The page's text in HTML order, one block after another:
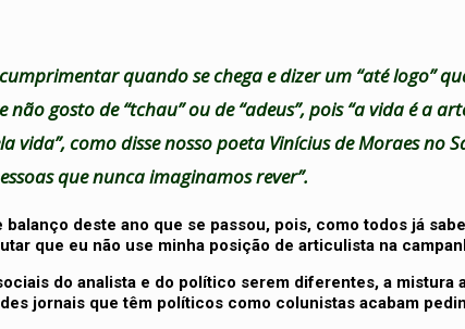
quando se chega e dizer um “até logo”
gosto de “tchau” ou de “adeus”, pois “a vida é a
vida”, como disse nosso poeta Vinícius de Moraes no
que nunca imaginamos rever”.
balanço deste ano que se passou, pois, como todos já
que eu não use minha posição de articulista na
do analista e do político serem diferentes, a mistura
jornais que têm políticos como colunistas acabam